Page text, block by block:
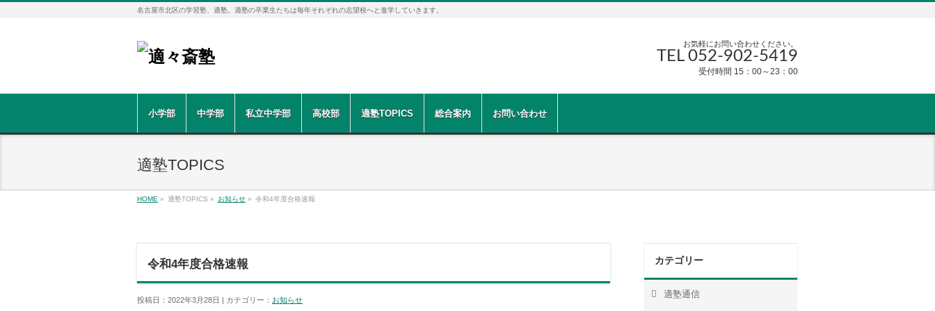
名古屋市北区の学習塾、適塾。適塾の卒業生たちは毎年それぞれの志望校へと進学していきます。
お気軽にお問い合わせください。
TEL 052-902-5419
受付時間 15：00～23：00
小学部 中学部 私立中学部 高校部 適塾TOPICS 総合案内 お問い合わせ
適塾TOPICS
HOME » 適塾TOPICS » お知らせ » 令和4年度合格速報
令和4年度合格速報
投稿日：2022年3月28日 | カテゴリー： お知らせ
カテゴリー
適塾通信